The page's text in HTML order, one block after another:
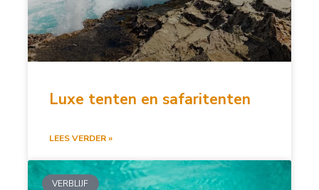
Luxe tenten en safaritenten
LEES VERDER »
VERBLIJF